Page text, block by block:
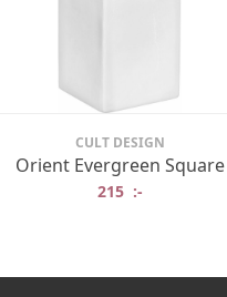
CULT DESIGN
Orient Evergreen Square
215 :-